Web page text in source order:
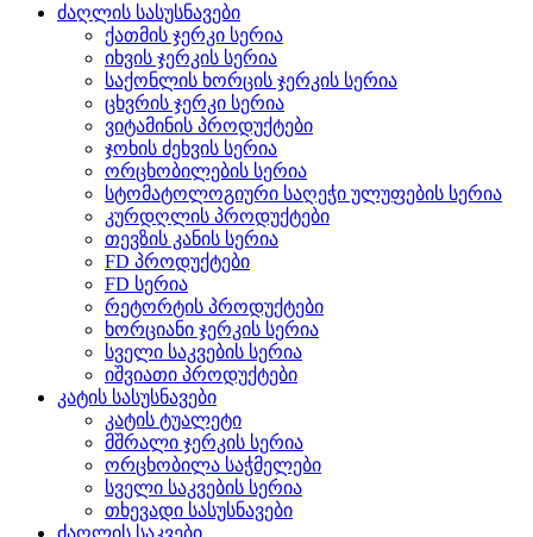
ძაღლის სასუსნავები
ქათმის ჯერკი სერია
იხვის ჯერკის სერია
საქონლის ხორცის ჯერკის სერია
ცხვრის ჯერკი სერია
ვიტამინის პროდუქტები
ჯოხის ძეხვის სერია
ორცხობილების სერია
სტომატოლოგიური საღეჭი ულუფების სერია
კურდღლის პროდუქტები
თევზის კანის სერია
FD პროდუქტები
FD სერია
რეტორტის პროდუქტები
ხორციანი ჯერკის სერია
სველი საკვების სერია
იშვიათი პროდუქტები
კატის სასუსნავები
კატის ტუალეტი
მშრალი ჯერკის სერია
ორცხობილა საჭმელები
სველი საკვების სერია
თხევადი სასუსნავები
ძაღლის საკვები